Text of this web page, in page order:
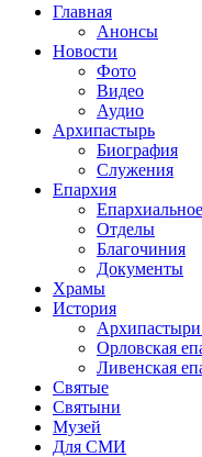
Главная
Анонсы
Новости
Фото
Видео
Аудио
Архипастырь
Биография
Служения
Епархия
Отделы
Благочиния
Документы
Храмы
История
Архипастыри
Орловская
Ливенская
Святые
Святыни
Музей
Для СМИ